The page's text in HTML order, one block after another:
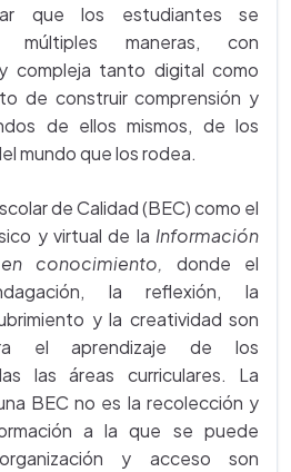
que los estudiantes se
múltiples maneras, con
compleja tanto digital como
de construir comprensión y
de ellos mismos, de los
mundo que los rodea.
de Calidad (BEC) como el
y virtual de la Información
conocimiento, donde el
la reflexión, la
y la creatividad son
el aprendizaje de los
las áreas curriculares. La
BEC no es la recolección y
a la que se puede
y acceso son